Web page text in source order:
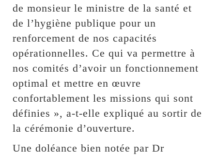
de monsieur le ministre de la santé et
de l’hygiène publique pour un
renforcement de nos capacités
opérationnelles. Ce qui va permettre à
nos comités d’avoir un fonctionnement
optimal et mettre en œuvre
confortablement les missions qui sont
définies », a-t-elle expliqué au sortir de
la cérémonie d’ouverture.
Une doléance bien notée par Dr